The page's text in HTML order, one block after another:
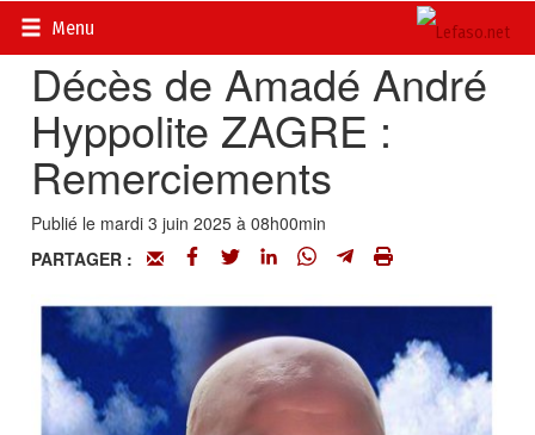
Menu
Accueil>
Décès de Amadé André
Hyppolite ZAGRE :
Remerciements
Publié le mardi 3 juin 2025 à 08h00min
PARTAGER :